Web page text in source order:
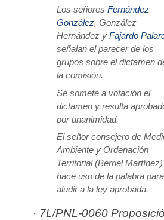
Los señores Fernández
González, González
Hernández y Fajardo
señalan el parecer de los
grupos sobre el dictamen
la comisión.
Se somete a votación el
dictamen y resulta
por unanimidad.
El señor consejero de
Ambiente y Ordenación
Territorial (Berriel Martínez)
hace uso de la palabra para
aludir a la ley aprobada.
· 7L/PNL-0060